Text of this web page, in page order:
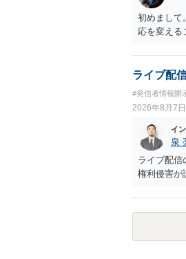
初めまして
応を変える
ライブ配
#発信者情報開
2026年8月7日
イ
泉
ライブ配信
権利侵害が